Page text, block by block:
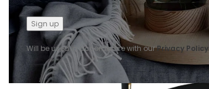
Will be used in accordance with ourPrivacy Policy